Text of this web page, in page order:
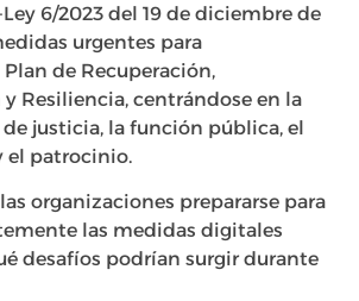
6/2023 del 19 de diciembre de
urgentes para
de Recuperación,
Resiliencia, centrándose en la
justicia, la función pública, el
el patrocinio.
organizaciones prepararse para
las medidas digitales
desafíos podrían surgir durante